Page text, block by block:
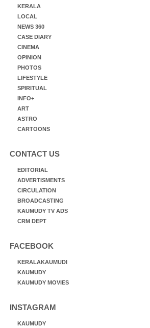
KERALA
LOCAL
NEWS 360
CASE DIARY
CINEMA
OPINION
PHOTOS
LIFESTYLE
SPIRITUAL
INFO+
ART
ASTRO
CARTOONS
CONTACT US
EDITORIAL
ADVERTISMENTS
CIRCULATION
BROADCASTING
KAUMUDY TV ADS
CRM DEPT
FACEBOOK
KERALAKAUMUDI
KAUMUDY
KAUMUDY MOVIES
INSTAGRAM
KAUMUDY